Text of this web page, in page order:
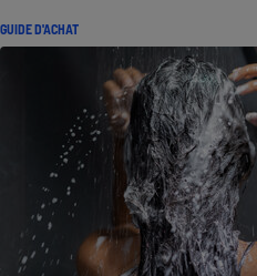
GUIDE D'ACHAT